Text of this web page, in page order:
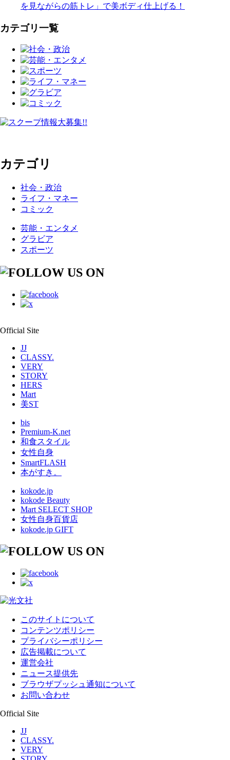
を見ながらの筋トレ」で美ボディ仕上げる！
カテゴリ一覧
カテゴリ
社会・政治
ライフ・マネー
コミック
芸能・エンタメ
グラビア
スポーツ
Official Site
JJ
CLASSY.
VERY
STORY
HERS
Mart
美ST
bis
Premium-K.net
和食スタイル
女性自身
SmartFLASH
本がすき。
kokode.jp
kokode Beauty
Mart SELECT SHOP
女性自身百貨店
kokode.jp GIFT
このサイトについて
コンテンツポリシー
プライバシーポリシー
広告掲載について
運営会社
ニュース提供先
ブラウザプッシュ通知について
お問い合わせ
Official Site
JJ
CLASSY.
VERY